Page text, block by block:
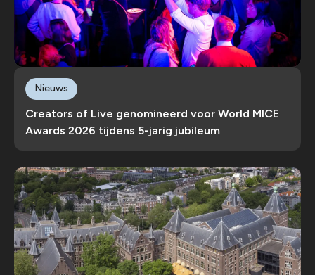
Creators of Live genomineerd voor World MICE
Awards 2026 tijdens 5-jarig jubileum
Nieuws